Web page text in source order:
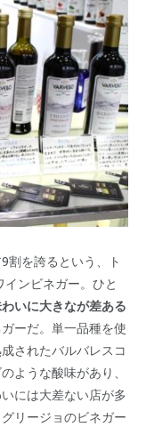
割を誇るという、ト
ンビネガー。ひと
いに大きなが差ある
ーだ。単一品種を使
されたバルバレスコ
ような酸味があり、
には大差ない店が多
リージョのビネガー